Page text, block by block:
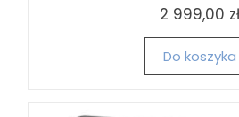
2 999,00 zł
Do koszyka